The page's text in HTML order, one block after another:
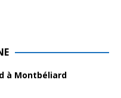
à Montbéliard